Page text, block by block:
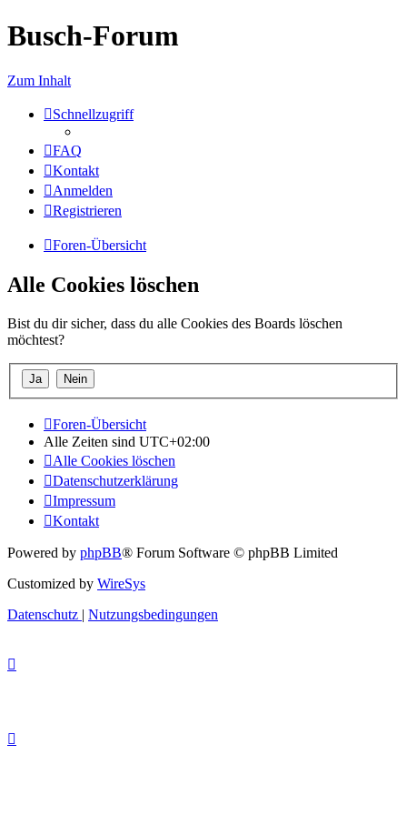
Busch-Forum
Zum Inhalt
Schnellzugriff
FAQ
Kontakt
Anmelden
Registrieren
Foren-Übersicht
Alle Cookies löschen
Bist du dir sicher, dass du alle Cookies des Boards löschen
möchtest?
Foren-Übersicht
Alle Zeiten sind UTC+02:00
Alle Cookies löschen
Datenschutzerklärung
Impressum
Kontakt
Powered by phpBB® Forum Software © phpBB Limited
Customized by WireSys
Datenschutz | Nutzungsbedingungen